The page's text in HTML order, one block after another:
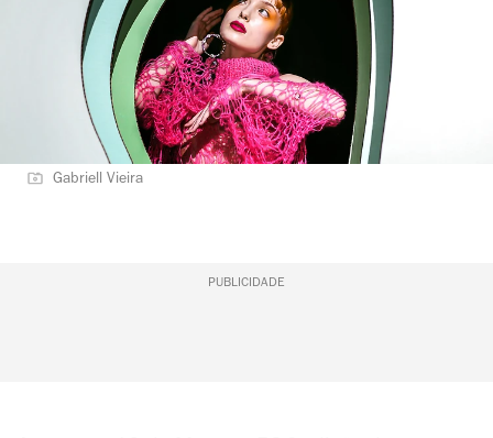
Gabriell Vieira
PUBLICIDADE